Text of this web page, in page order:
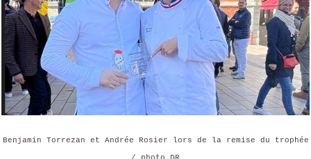
Benjamin Torrezan et Andrée Rosier lors de la remise du trophée